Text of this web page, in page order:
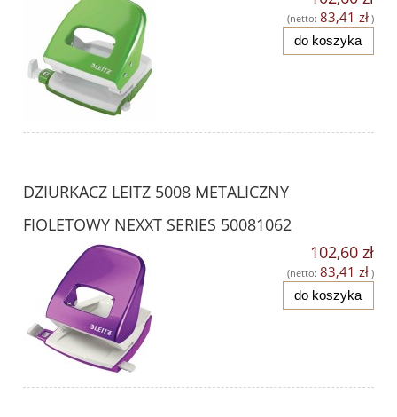
(netto: 83,41 zł )
do koszyka
DZIURKACZ LEITZ 5008 METALICZNY
FIOLETOWY NEXXT SERIES 50081062
102,60 zł
(netto: 83,41 zł )
do koszyka